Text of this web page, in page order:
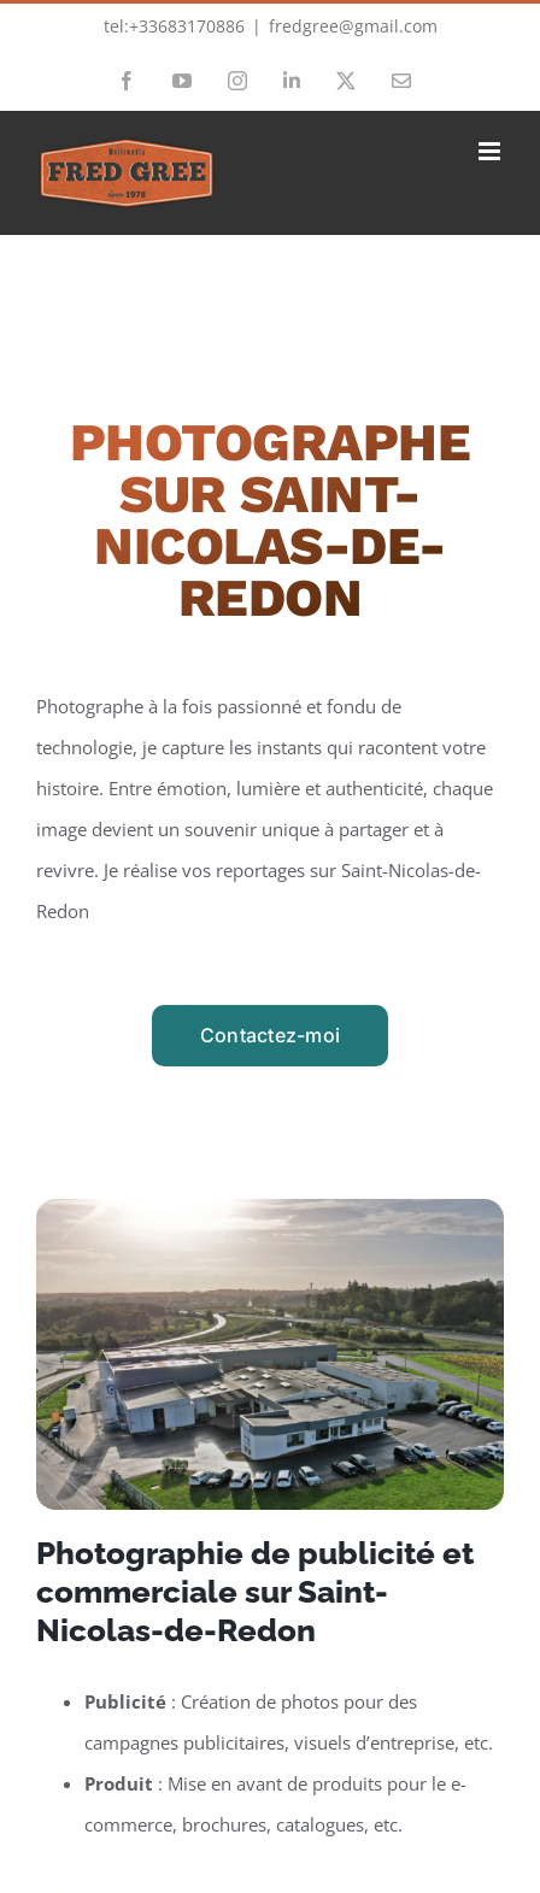
tel:+33683170886 | fredgree@gmail.com
FacebookYouTubeInstagramLinkedIn Email
PHOTOGRAPHE
SUR SAINT-
NICOLAS-DE-
REDON
Photographe à la fois passionné et fondu de
technologie, je capture les instants qui racontent votre
histoire. Entre émotion, lumière et authenticité, chaque
image devient un souvenir unique à partager et à
revivre. Je réalise vos reportages sur Saint-Nicolas-de-
Redon
Contactez-moi
Photographie de publicité et
commerciale sur Saint-
Nicolas-de-Redon
Publicité: Création de photos pour des
campagnes publicitaires, visuels d’entreprise, etc.
Produit : Mise en avant de produits pour le e-
commerce, brochures, catalogues, etc.